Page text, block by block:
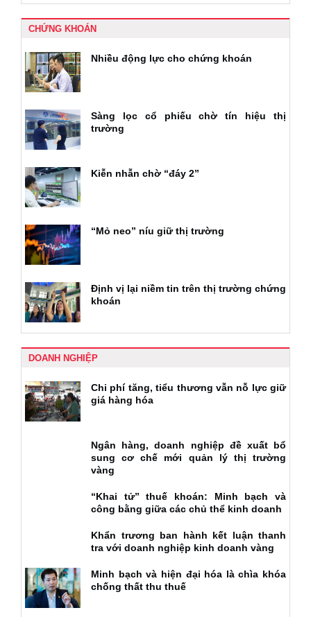
CHỨNG KHOÁN
Nhiều động lực cho chứng khoán
Sàng lọc cổ phiếu chờ tín hiệu thị
trường
Kiễn nhẫn chờ “đáy 2”
“Mỏ neo” níu giữ thị trường
Định vị lại niềm tin trên thị trường chứng
khoán
DOANH NGHIỆP
Chi phí tăng, tiểu thương vẫn nỗ lực giữ
giá hàng hóa
Ngân hàng, doanh nghiệp đề xuất bổ
sung cơ chế mới quản lý thị trường
vàng
“Khai tử” thuế khoán: Minh bạch và
công bằng giữa các chủ thể kinh doanh
Khẩn trương ban hành kết luận thanh
tra với doanh nghiệp kinh doanh vàng
Minh bạch và hiện đại hóa là chìa khóa
chống thất thu thuế